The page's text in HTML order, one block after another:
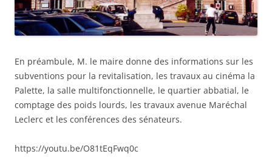
En préambule, M. le maire donne des informations sur les
subventions pour la revitalisation, les travaux au cinéma la
Palette, la salle multifonctionnelle, le quartier abbatial, le
comptage des poids lourds, les travaux avenue Maréchal
Leclerc et les conférences des sénateurs.
https://youtu.be/O81tEqFwq0c